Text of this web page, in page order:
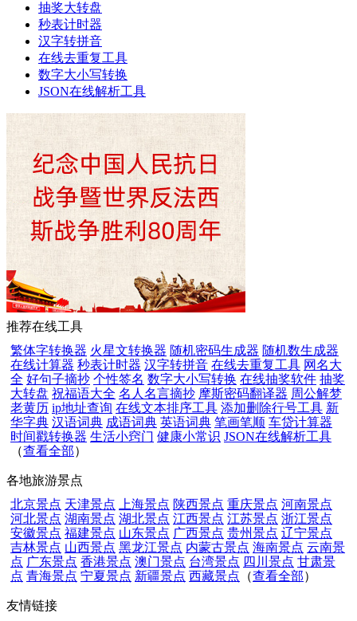
抽奖大转盘
秒表计时器
汉字转拼音
在线去重复工具
数字大小写转换
JSON在线解析工具
推荐在线工具
繁体字转换器 火星文转换器 随机密码生成器 随机数生成器
在线计算器 秒表计时器 汉字转拼音 在线去重复工具 网名大
全 好句子摘抄 个性签名 数字大小写转换 在线抽奖软件 抽奖
大转盘 祝福语大全 名人名言摘抄 摩斯密码翻译器 周公解梦
老黄历 ip地址查询 在线文本排序工具 添加删除行号工具 新
华字典 汉语词典 成语词典 英语词典 笔画笔顺 车贷计算器
时间戳转换器 生活小窍门 健康小常识 JSON在线解析工具
（查看全部）
各地旅游景点
北京景点 天津景点 上海景点 陕西景点 重庆景点 河南景点
河北景点 湖南景点 湖北景点 江西景点 江苏景点 浙江景点
安徽景点 福建景点 山东景点 广西景点 贵州景点 辽宁景点
吉林景点 山西景点 黑龙江景点 内蒙古景点 海南景点 云南景
点 广东景点 香港景点 澳门景点 台湾景点 四川景点 甘肃景
点 青海景点 宁夏景点 新疆景点 西藏景点 （查看全部）
友情链接